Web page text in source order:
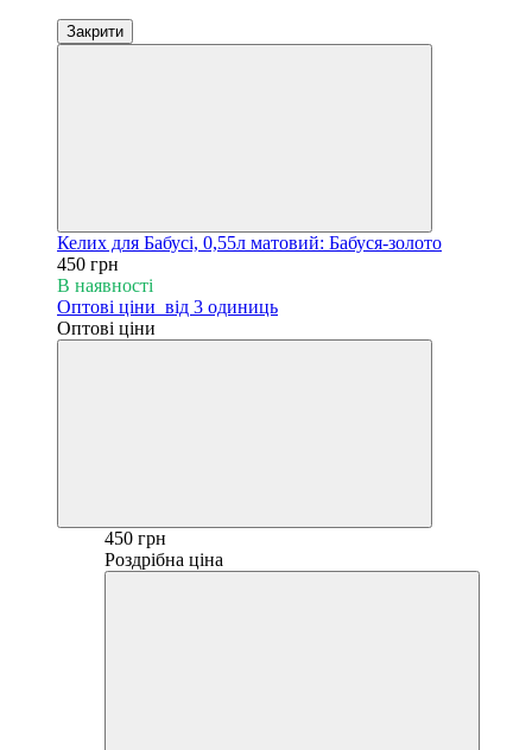
Закрити
Келих для Бабусі, 0,55л матовий: Бабуся-золото
450 грн
В наявності
Оптові ціни від 3 одиниць
Оптові ціни
450 грн
Роздрібна ціна